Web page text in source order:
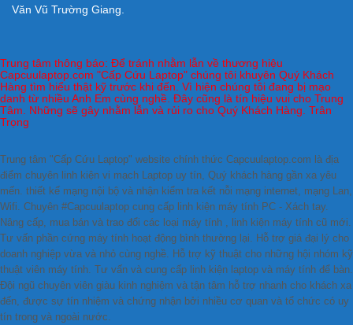
Văn Vũ Trường Giang.
Trung tâm thông báo: Để tránh nhằm lẫn về thương hiệu
Capcuulaptop.com "Cấp Cứu Laptop" chúng tôi khuyên Quý Khách
Hàng tìm hiểu thật kỹ trước khi đến. Vì hiện chúng tôi đang bị mạo
danh từ nhiều Anh Em cùng nghề. Đây cũng là tín hiệu vui cho Trung
Tâm. Những sẽ gây nhằm lẫn và rủi ro cho Quý Khách Hàng. Trân
Trọng
Trung tâm "Cấp Cứu Laptop" website chính thức Capcuulaptop.com là địa
điểm chuyên linh kiện vi mạch Laptop uy tín, Quý khách hàng gần xa yêu
mến. thiết kế mạng nội bộ và nhận kiểm tra kết nỗi mạng internet, mạng Lan,
Wifi. Chuyên #Capcuulaptop cung cấp linh kiện máy tính PC - Xách tay.
Nâng cấp, mua bán và trao đổi các loại máy tính , linh kiện máy tính cũ mới.
Tư vấn phần cứng máy tính hoạt động bình thường lại. Hỗ trợ giá đại lý cho
doanh nghiệp vừa và nhỏ cùng nghề. Hỗ trợ kỹ thuật cho những hội nhóm kỹ
thuật viên máy tính. Tư vấn và cung cấp linh kiện laptop và máy tính để bàn.
Đội ngũ chuyên viên giàu kinh nghiệm và tận tâm hỗ trợ nhanh cho khách xa
đến, được sự tín nhiệm và chứng nhận bởi nhiều cơ quan và tổ chức có uy
tín trong và ngoài nước.